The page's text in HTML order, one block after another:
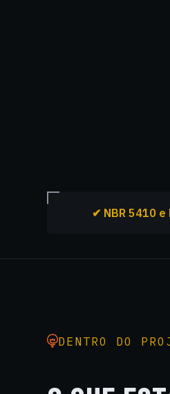
✔ NBR 5410 e
DENTRO DO